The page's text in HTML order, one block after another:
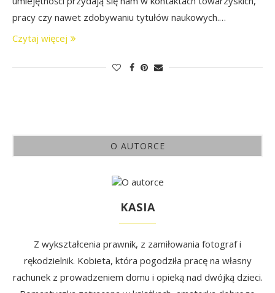
pracy czy nawet zdobywaniu tytułów naukowych.…
Czytaj więcej
O AUTORCE
KASIA
Z wykształcenia prawnik, z zamiłowania fotograf i
rękodzielnik. Kobieta, która pogodziła pracę na własny
rachunek z prowadzeniem domu i opieką nad dwójką dzieci.